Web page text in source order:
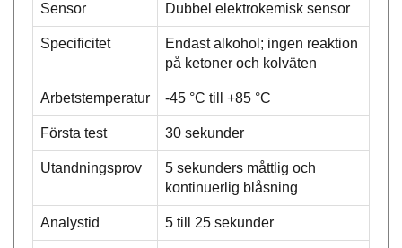
Sensor Dubbel elektrokemisk sensor
Specificitet
Endast alkohol; ingen reaktion
på ketoner och kolväten
Arbetstemperatur -45 °C till +85 °C
Första test 30 sekunder
Utandningsprov
5 sekunders måttlig och
kontinuerlig blåsning
Analystid 5 till 25 sekunder